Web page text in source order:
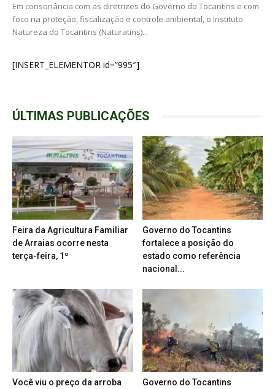
Em consonância com as diretrizes do Governo do Tocantins e com
foco na proteção, fiscalização e controle ambiental, o Instituto
Natureza do Tocantins (Naturatins)...
[INSERT_ELEMENTOR id=”995″]
ÚLTIMAS PUBLICAÇÕES
Feira da Agricultura Familiar
de Arraias ocorre nesta
terça-feira, 1º
Governo do Tocantins
fortalece a posição do
estado como referência
nacional...
Você viu o preço da arroba
Governo do Tocantins